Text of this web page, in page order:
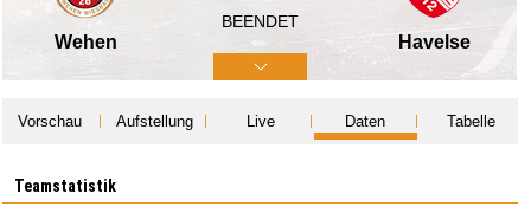
Wehen
BEENDET
Havelse
Vorschau Aufstellung Live Daten Tabelle
Teamstatistik